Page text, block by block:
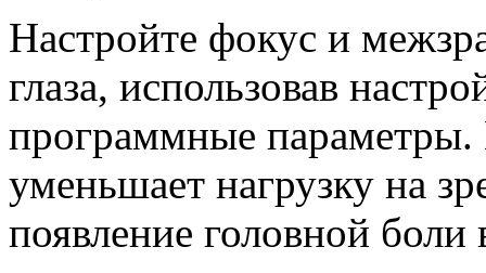
Настройте фокус и
глаза, использовав
программные параметры.
уменьшает нагрузку на
появление головной боли